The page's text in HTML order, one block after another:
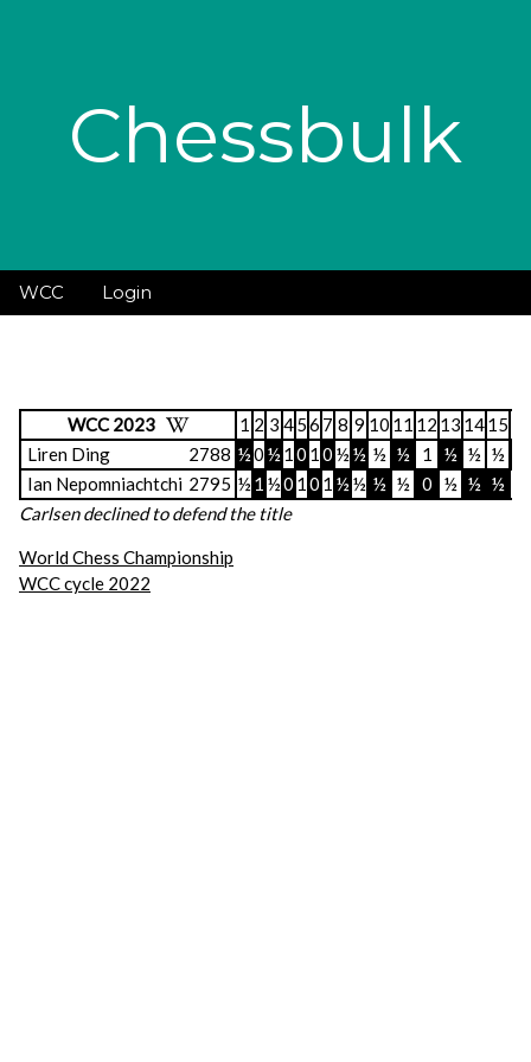
Chessbulk
WCC Login
WCC 2023 1 2 3 456 7 8 9 10 11 12 13 1415
Liren Ding
2788 ½0 ½ 1 0 1 0 ½ ½ ½ ½ 1 ½ ½ ½
Ian Nepomniachtchi 2795 ½ 1 ½0 1 0 1 ½ ½ ½ ½ 0 ½ ½ ½
Carlsen declined to defend the title
World Chess Championship
WCC cycle 2022